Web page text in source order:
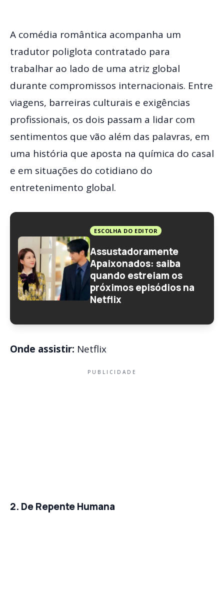
A comédia romântica acompanha um
tradutor poliglota contratado para
trabalhar ao lado de uma atriz global
durante compromissos internacionais. Entre
viagens, barreiras culturais e exigências
profissionais, os dois passam a lidar com
sentimentos que vão além das palavras, em
uma história que aposta na química do casal
e em situações do cotidiano do
entretenimento global.
ESCOLHA DO EDITOR
Assustadoramente
Apaixonados: saiba
quando estreiam os
próximos episódios na
Netflix
Onde assistir: Netflix
PUBLICIDADE
2. De Repente Humana